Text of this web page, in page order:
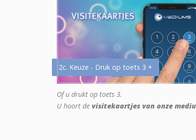
2c. Keuze - Druk op toets 3 +
Of u drukt op toets 3.
U hoort de visitekaartjes van onze